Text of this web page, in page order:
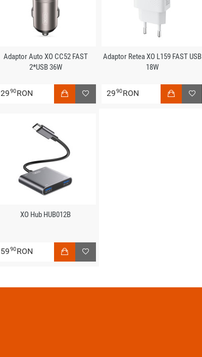
Adaptor Auto XO CC52 FAST
2*USB 36W
2990RON
Adaptor Retea XO L159 FAST USB
18W
2990RON
XO Hub HUB012B
5990RON